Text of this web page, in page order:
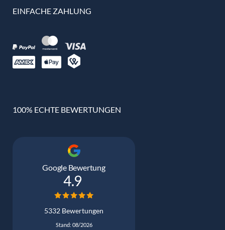
EINFACHE ZAHLUNG
100% ECHTE BEWERTUNGEN
Google Bewertung
4.9
5332 Bewertungen
Stand: 08/2026